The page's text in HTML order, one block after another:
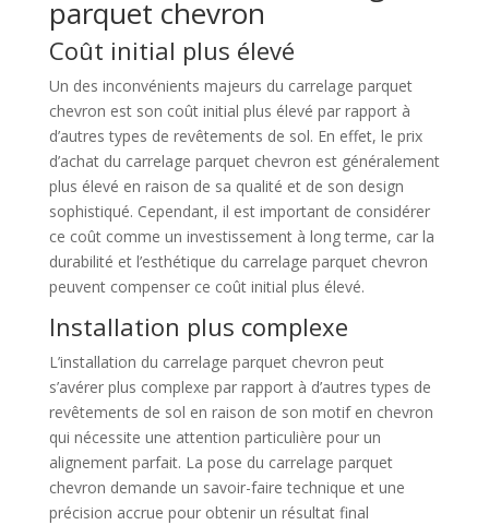
parquet chevron
Coût initial plus élevé
Un des inconvénients majeurs du carrelage parquet
chevron est son coût initial plus élevé par rapport à
d’autres types de revêtements de sol. En effet, le prix
d’achat du carrelage parquet chevron est généralement
plus élevé en raison de sa qualité et de son design
sophistiqué. Cependant, il est important de considérer
ce coût comme un investissement à long terme, car la
durabilité et l’esthétique du carrelage parquet chevron
peuvent compenser ce coût initial plus élevé.
Installation plus complexe
L’installation du carrelage parquet chevron peut
s’avérer plus complexe par rapport à d’autres types de
revêtements de sol en raison de son motif en chevron
qui nécessite une attention particulière pour un
alignement parfait. La pose du carrelage parquet
chevron demande un savoir-faire technique et une
précision accrue pour obtenir un résultat final